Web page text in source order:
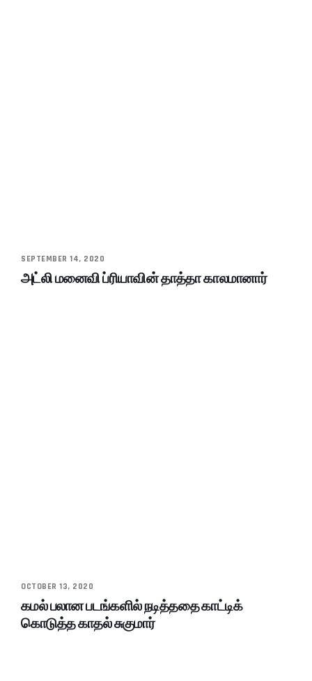
SEPTEMBER 14, 2020
அட்லி மனைவி ப்ரியாவின் தாத்தா காலமானார்
OCTOBER 13, 2020
கமல் பலான படங்களில் நடித்ததை காட்டிக்
கொடுத்த காதல் சுகுமார்